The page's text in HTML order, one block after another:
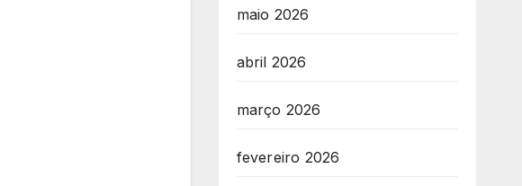
maio 2026
abril 2026
março 2026
fevereiro 2026